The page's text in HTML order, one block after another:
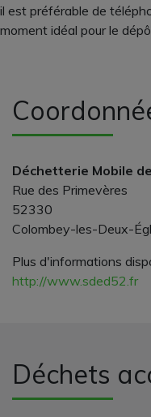
il est préférable de
moment idéal pour le
Déchetterie Mobile
Rue des Primevères
52330
Colombey-les-Deux-
Plus d'informations
http://www.sded52.fr
Déchets